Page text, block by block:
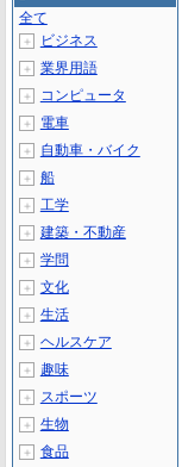
全て
＋ ビジネス
＋ 業界用語
＋ コンピュータ
＋ 電車
＋ 自動車・バイク
＋ 船
＋ 工学
＋ 建築・不動産
＋ 学問
＋ 文化
＋ 生活
＋ ヘルスケア
＋ 趣味
＋ スポーツ
＋ 生物
＋ 食品